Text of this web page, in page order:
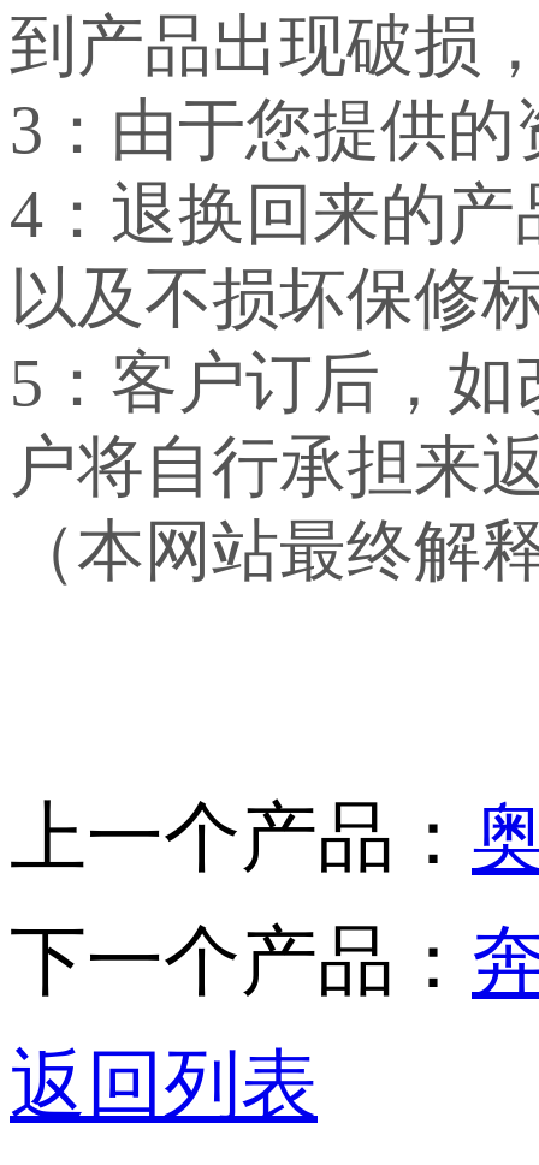
到产品出现破损
3：由于您提供
4：退换回来的
以及不损坏保修
5：客户订后，
户将自行承担来
（本网站最终解
上一个产品：
下一个产品：
返回列表